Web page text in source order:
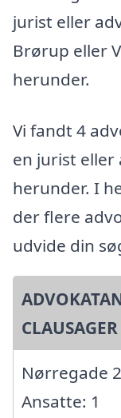
jurist eller
Brørup eller
herunder.
Vi fandt 4
en jurist
herunder. I
der flere
udvide din
Nørregade
Ansatte: 1